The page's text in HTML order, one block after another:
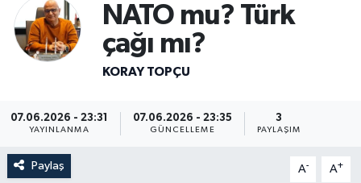
NATO mu? Türk
çağı mı?
KORAY TOPÇU
07.06.2026 - 23:31
YAYINLANMA
07.06.2026 - 23:35
GÜNCELLEME
3
PAYLAŞIM
Paylaş A- A+
Son Dakika Haberleri
Haber Arşivi